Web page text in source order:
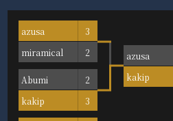
azusa
3
miramical
2
Abumi
2
kakip
3
azusa
kakip